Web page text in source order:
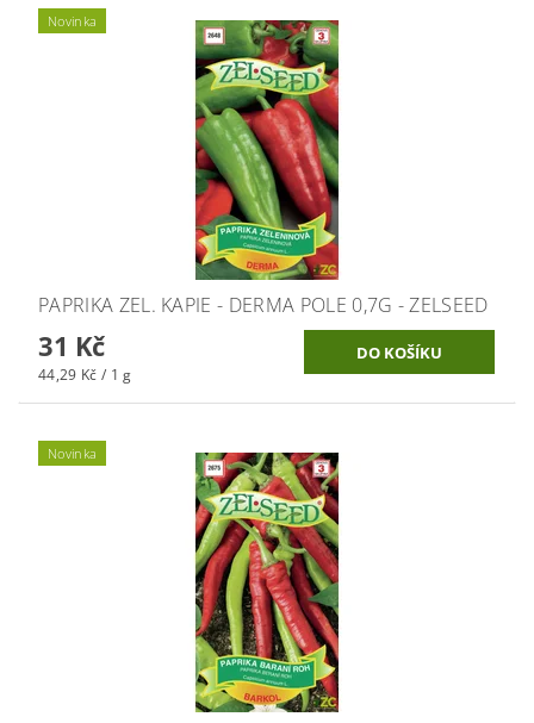
Novinka
PAPRIKA ZEL. KAPIE - DERMA POLE 0,7G - ZELSEED
31 Kč
44,29 Kč / 1 g
Novinka